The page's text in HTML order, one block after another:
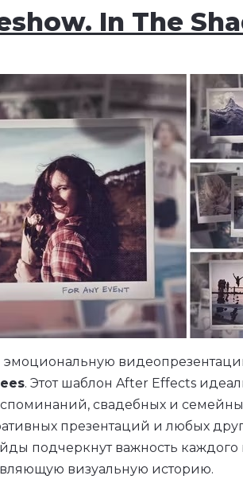
In The
эмоциональную
. Этот шаблон After Effects
свадебных и
презентаций и любых
подчеркнут важность каждого
визуальную историю.